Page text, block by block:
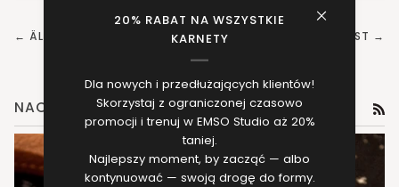
← ÄLTERER POST NEUERER POST →
NACHRICHTEN
20% RABAT NA WSZYSTKIE
KARNETY
Dla nowych i przedłużających klientów!
Skorzystaj z ograniczonej czasowo
promocji i trenuj w EMSO Studio aż 20%
taniej.
Najlepszy moment, by zacząć — albo
kontynuować — swoją drogę do formy.